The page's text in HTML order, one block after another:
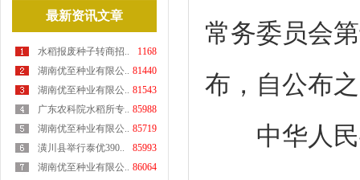
最新资讯文章
1168
水稻报废种子转商招..
81440
湖南优至种业有限公..
81543
湖南优至种业有限公..
85988
广东农科院水稻所专..
85719
湖南优至种业有限公..
85993
潢川县举行泰优390..
86064
湖南优至种业有限公..
常务委员会
布，自公布
中华人民